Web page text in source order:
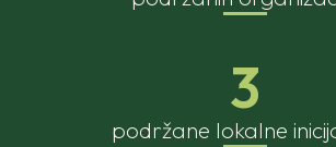
3
podržane lokalne